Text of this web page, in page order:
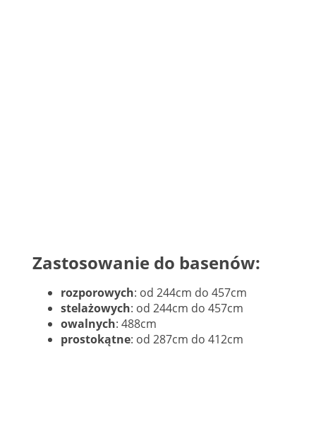
Zastosowanie do basenów:
rozporowych: od 244cm do 457cm
stelażowych: od 244cm do 457cm
owalnych: 488cm
prostokątne: od 287cm do 412cm